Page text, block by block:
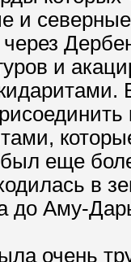
и
и
еще
в
до Аму-
очень